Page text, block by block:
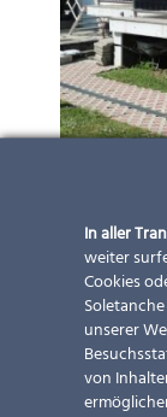
In aller
weiter
Cookies
unserer
von